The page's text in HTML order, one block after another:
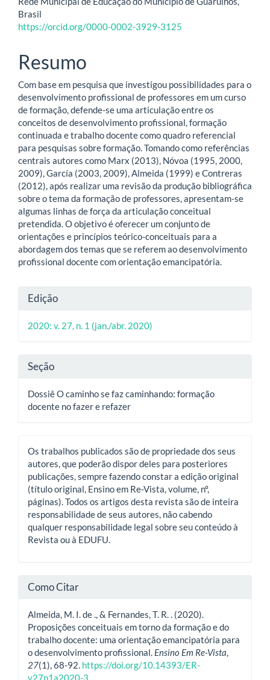
principal
Brasil
https://orcid.org/0000-0002-3929-3125
Resumo
Com base em pesquisa que investigou possibilidades para o
desenvolvimento profissional de professores em um curso
de formação, defende-se uma articulação entre os
conceitos de desenvolvimento profissional, formação
continuada e trabalho docente como quadro referencial
para pesquisas sobre formação. Tomando como referências
centrais autores como Marx (2013), Nóvoa (1995, 2000,
2009), García (2003, 2009), Almeida (1999) e Contreras
(2012), após realizar uma revisão da produção bibliográfica
sobre o tema da formação de professores, apresentam-se
algumas linhas de força da articulação conceitual
pretendida. O objetivo é oferecer um conjunto de
orientações e princípios teórico-conceituais para a
abordagem dos temas que se referem ao desenvolvimento
profissional docente com orientação emancipatória.
Detalhes
do
Edição
2020: v. 27, n. 1 (jan./abr. 2020)
Seção
Dossiê O caminho se faz caminhando: formação
docente no fazer e refazer
Os trabalhos publicados são de propriedade dos seus
autores, que poderão dispor deles para posteriores
publicações, sempre fazendo constar a edição original
(título original, Ensino em Re-Vista, volume, nº,
páginas). Todos os artigos desta revista são de inteira
responsabilidade de seus autores, não cabendo
qualquer responsabilidade legal sobre seu conteúdo à
Revista ou à EDUFU.
Como Citar
Almeida, M. I. de ., & Fernandes, T. R. . (2020).
Proposições conceituais em torno da formação e do
trabalho docente: uma orientação emancipatória para
o desenvolvimento profissional. Ensino Em Re-Vista,
27(1), 68-92. https://doi.org/10.14393/ER-
v27n1a2020-3